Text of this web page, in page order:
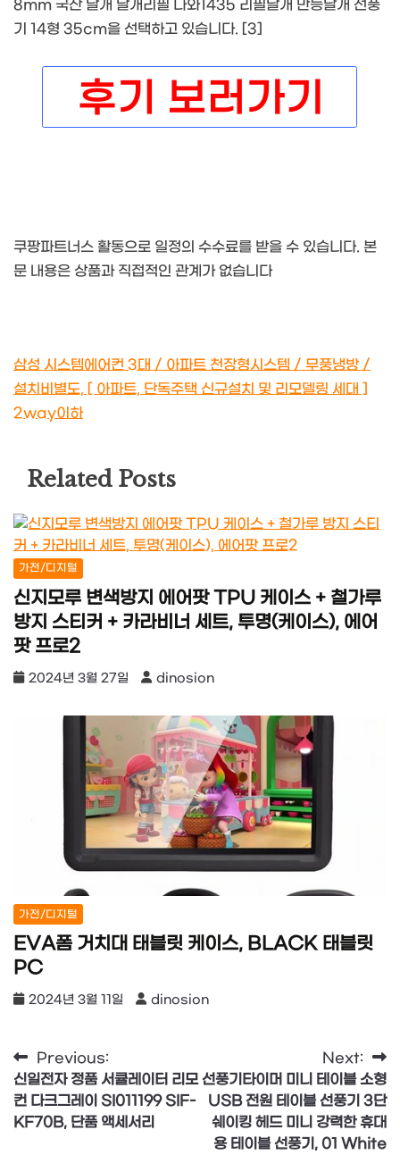
8mm 국산 날개 날개리필 다와1435 리필날개 만능날개 선풍
기 14형 35cm을 선택하고 있습니다. [3]
쿠팡파트너스 활동으로 일정의 수수료를 받을 수 있습니다. 본
문 내용은 상품과 직접적인 관계가 없습니다
삼성 시스템에어컨 3대 / 아파트 천장형시스템 / 무풍냉방 /
설치비별도, [ 아파트, 단독주택 신규설치 및 리모델링 세대 ]
2way이하
Related Posts
가전/디지털
신지모루 변색방지 에어팟 TPU 케이스 + 철가루
방지 스티커 + 카라비너 세트, 투명(케이스), 에어
팟 프로2
2024년 3월 27일 dinosion
가전/디지털
EVA폼 거치대 태블릿 케이스, BLACK 태블릿
PC
2024년 3월 11일 dinosion
글
탐
색
Previous:
신일전자 정품 서큘레이터 리모
컨 다크그레이 SI011199 SIF-
KF70B, 단품 액세서리
Next:
선풍기타이머 미니 테이블 소형
USB 전원 테이블 선풍기 3단
쉐이킹 헤드 미니 강력한 휴대
용 테이블 선풍기, 01 White